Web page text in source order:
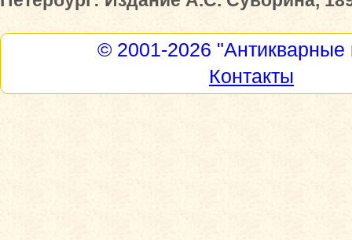
© 2001-2026 "Антикварные
Контакты